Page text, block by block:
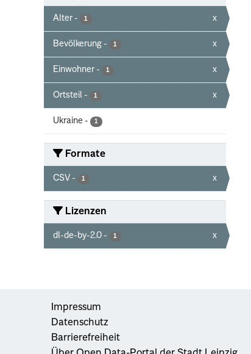
Alter - 1 x
Bevölkerung - 1 x
Einwohner - 1 x
Ortsteil - 1 x
Ukraine - 1
Formate
CSV - 1 x
Lizenzen
dl-de-by-2.0 - 1 x
Impressum
Datenschutz
Barrierefreiheit